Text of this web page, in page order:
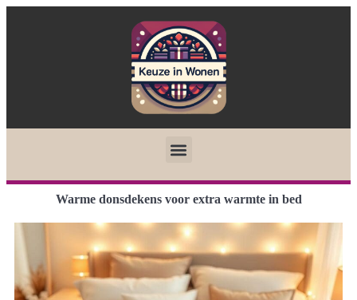
Warme donsdekens voor extra warmte in bed